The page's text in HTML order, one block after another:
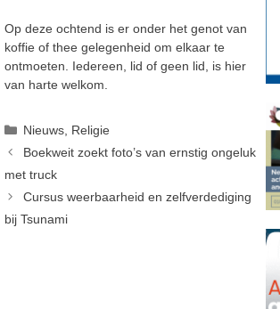
Op deze ochtend is er onder het genot van
koffie of thee gelegenheid om elkaar te
ontmoeten. Iedereen, lid of geen lid, is hier
van harte welkom.
Categorieën
Nieuws, Religie
Boekweit zoekt foto’s van ernstig ongeluk
met truck
Cursus weerbaarheid en zelfverdediging
bij Tsunami